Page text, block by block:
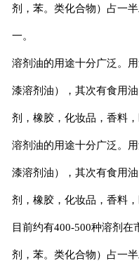
剂，苯。类化合物）占一
一。
溶剂油的用途十分广泛。
漆溶剂油），其次有食用
剂，橡胶，化妆品，香料
溶剂油的用途十分广泛。
漆溶剂油），其次有食用
剂，橡胶，化妆品，香料
目前约有400-500种溶剂在
剂，苯。类化合物）占一